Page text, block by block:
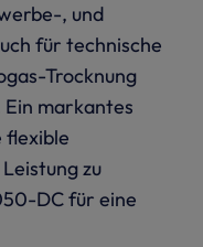
, und
für technische
Trocknung
markantes
flexible
zu
DC für eine